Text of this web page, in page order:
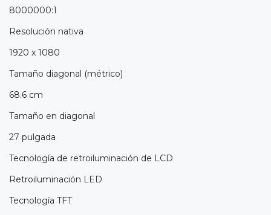
8000000:1
Resolución nativa
1920 x 1080
Tamaño diagonal (métrico)
68.6 cm
Tamaño en diagonal
27 pulgada
Tecnología de retroiluminación de LCD
Retroiluminación LED
Tecnología TFT